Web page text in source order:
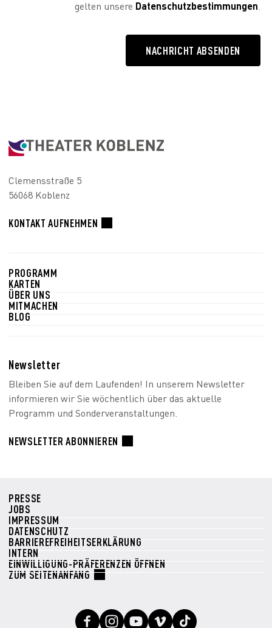
gelten unsere Datenschutzbestimmungen
Clemensstraße 5
56068 Koblenz
KONTAKT AUFNEHMEN
PROGRAMM
KARTEN
ÜBER UNS
MITMACHEN
BLOG
Newsletter
Bleiben Sie auf dem Laufenden! In unserem Newsletter
informieren wir Sie wöchentlich über das aktuelle
Programm und Sonderveranstaltungen.
NEWSLETTER ABONNIEREN
PRESSE
JOBS
IMPRESSUM
DATENSCHUTZ
BARRIEREFREIHEITSERKLÄRUNG
INTERN
EINWILLIGUNG-PRÄFERENZEN ÖFFNEN
ZUM SEITENANFANG